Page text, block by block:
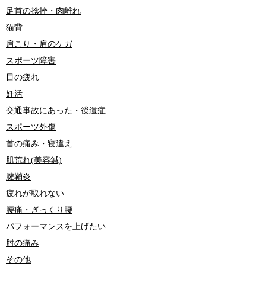
足首の捻挫・肉離れ
猫背
肩こり・肩のケガ
スポーツ障害
目の疲れ
妊活
交通事故にあった・後遺症
スポーツ外傷
首の痛み・寝違え
肌荒れ(美容鍼)
腱鞘炎
疲れが取れない
腰痛・ぎっくり腰
パフォーマンスを上げたい
肘の痛み
その他